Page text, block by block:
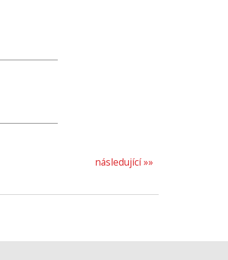
následující »»